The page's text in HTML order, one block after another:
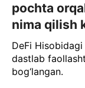
pochta
nima qilish
DeFi
dastlab
bog‘langan.